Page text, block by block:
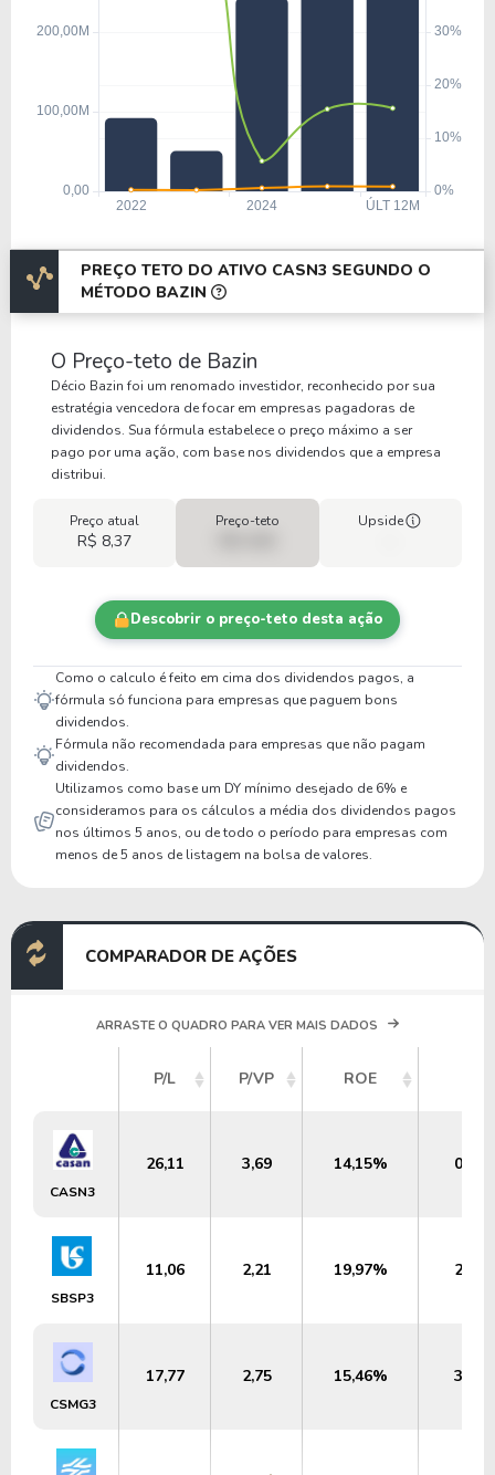
PREÇO TETO DO ATIVO CASN3 SEGUNDO O
MÉTODO BAZIN
O Preço-teto de Bazin
Décio Bazin foi um renomado investidor, reconhecido por sua
estratégia vencedora de focar em empresas pagadoras de
dividendos. Sua fórmula estabelece o preço máximo a ser
pago por uma ação, com base nos dividendos que a empresa
distribui.
Preço atual
R$ 8,37
Preço-teto Upside
Descobrir o preço-teto desta ação
Como o calculo é feito em cima dos dividendos pagos, a
fórmula só funciona para empresas que paguem bons
dividendos.
Fórmula não recomendada para empresas que não pagam
dividendos.
Utilizamos como base um DY mínimo desejado de 6% e
consideramos para os cálculos a média dos dividendos pagos
nos últimos 5 anos, ou de todo o período para empresas com
menos de 5 anos de listagem na bolsa de valores.
COMPARADOR DE AÇÕES
ARRASTE O QUADRO PARA VER MAIS DADOS
P/L P/VP ROE
CASN3
26,11 3,69 14,15%
SBSP3
11,06 2,21 19,97%
CSMG3
17,77 2,75 15,46%